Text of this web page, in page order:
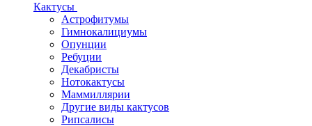
Кактусы
Астрофитумы
Гимнокалициумы
Опунции
Ребуции
Декабристы
Нотокактусы
Маммиллярии
Другие виды кактусов
Рипсалисы